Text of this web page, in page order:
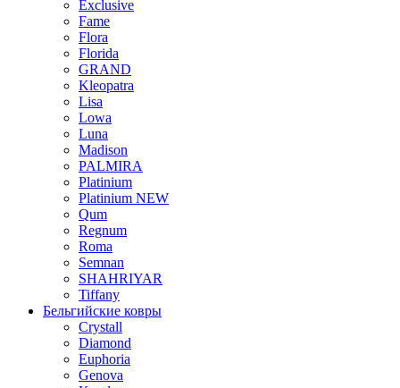
Exclusive
Fame
Flora
Florida
GRAND
Kleopatra
Lisa
Lowa
Luna
Madison
PALMIRA
Platinium
Platinium NEW
Qum
Regnum
Roma
Semnan
SHAHRIYAR
Tiffany
Бельгийские ковры
Crystall
Diamond
Euphoria
Genova